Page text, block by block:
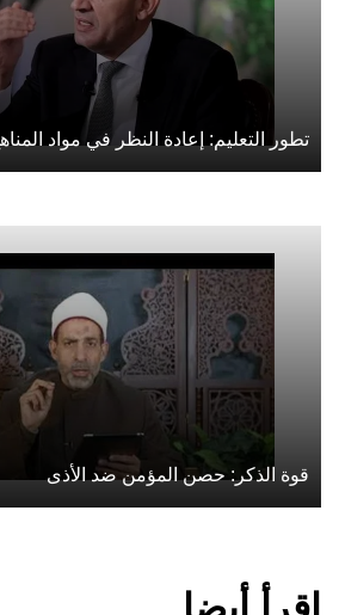
تطور التعليم: إعادة النظر في مواد
قوة الذكر: حصن المؤمن ضد الأذى